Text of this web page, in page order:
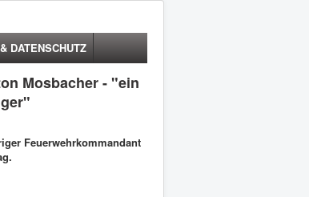
DATENSCHUTZ
Mosbacher - "ein
Feuerwehrkommandant